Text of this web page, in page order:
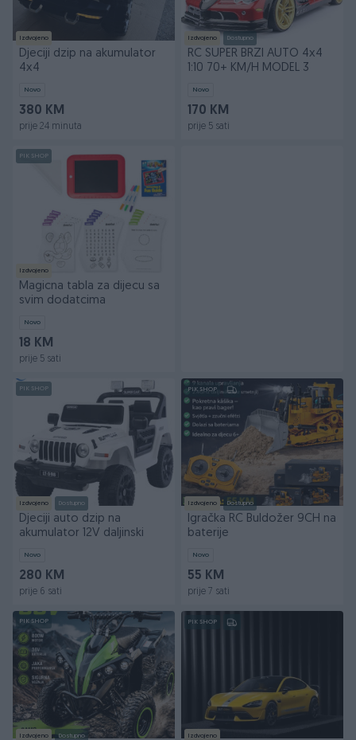
Izdvojeno
Djeciji dzip na akumulator
4x4
Novo
380 KM
prije 24 minuta
Izdvojeno Dostupno
RC SUPER BRZI AUTO 4x4
1:10 70+ KM/H MODEL 3
Novo
170 KM
prije 5 sati
PIK SHOP
Izdvojeno
Magicna tabla za dijecu sa
svim dodatcima
Novo
18 KM
prije 5 sati
PIK SHOP
Izdvojeno Dostupno
Djeciji auto dzip na
akumulator 12V daljinski
Novo
280 KM
prije 6 sati
PIK SHOP
Izdvojeno Dostupno
Igračka RC Buldožer 9CH na
baterije
Novo
55 KM
prije 7 sati
PIK SHOP
Izdvojeno Dostupno
PIK SHOP
Izdvojeno